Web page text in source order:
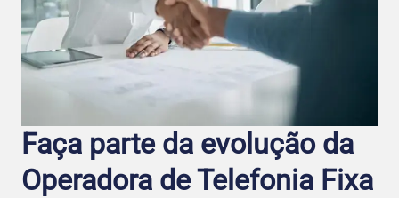
Faça parte da evolução da
Operadora de Telefo nia Fixa